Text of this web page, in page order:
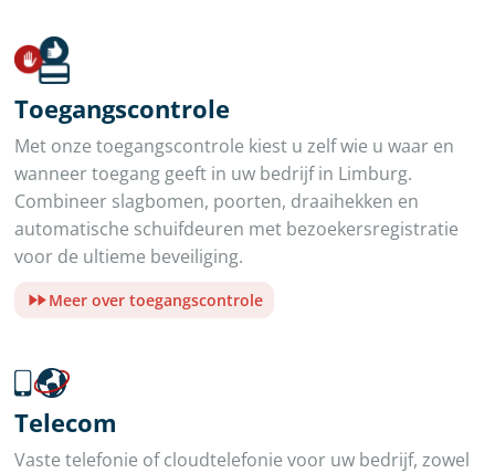
Toegangscontrole
Met onze toegangscontrole kiest u zelf wie u waar en
wanneer toegang geeft in uw bedrijf in Limburg.
Combineer slagbomen, poorten, draaihekken en
automatische schuifdeuren met bezoekersregistratie
voor de ultieme beveiliging.
Meer over toegangscontrole
Telecom
Vaste telefonie of cloudtelefonie voor uw bedrijf, zowel